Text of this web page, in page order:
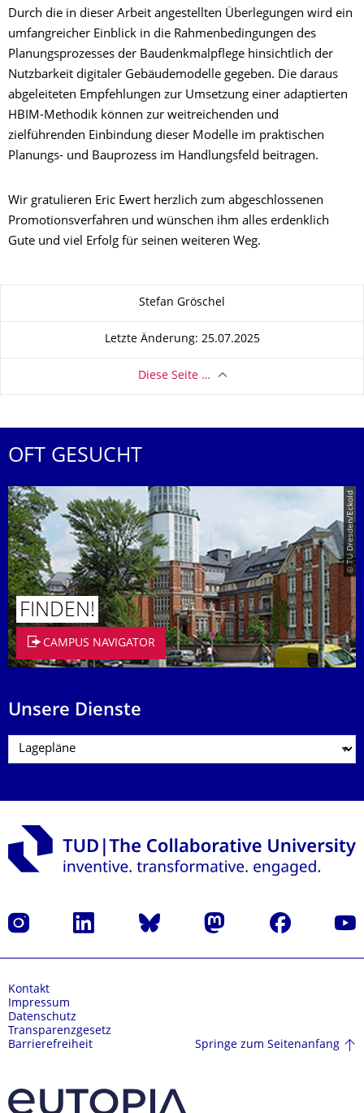
Durch die in dieser Arbeit angestellten Überlegungen wird ein
umfangreicher Einblick in die Rahmenbedingungen des
Planungsprozesses der Baudenkmalpflege hinsichtlich der
Nutzbarkeit digitaler Gebäudemodelle gegeben. Die daraus
abgeleiteten Empfehlungen zur Umsetzung einer adaptierten
HBIM-Methodik können zur weitreichenden und
zielführenden Einbindung dieser Modelle im praktischen
Planungs- und Bauprozess im Handlungsfeld beitragen.
Wir gratulieren Eric Ewert herzlich zum abgeschlossenen
Promotionsverfahren und wünschen ihm alles erdenklich
Gute und viel Erfolg für seinen weiteren Weg.
Stefan Gröschel
Letzte Änderung: 25.07.2025
Diese Seite …
OFT GESUCHT
© TU Dresden/Eckold
FINDEN!
CAMPUS NAVIGATOR
Unsere Dienste
Instagram LinkedIn Bluesky Mastodon Facebook
Kontakt
Impressum
Datenschutz
Transparenzgesetz
Barrierefreiheit
Springe zum Seitenanfang